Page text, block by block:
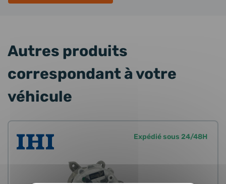
Autres produits
correspondant à votre
véhicule
Expédié sous 24/48H